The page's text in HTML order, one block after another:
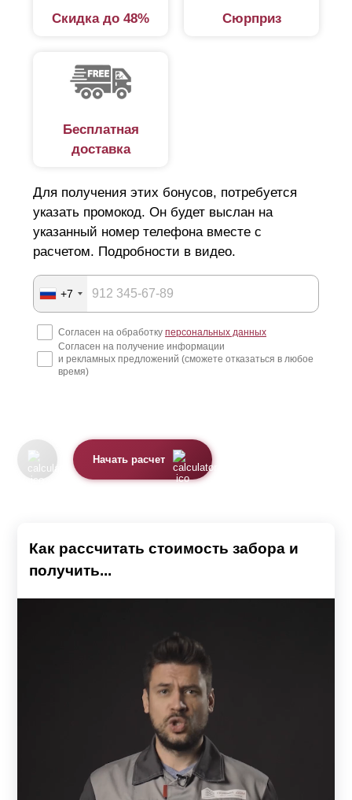
Скидка до 48% Сюрприз
Бесплатная
доставка
Для получения этих бонусов, потребуется
указать промокод. Он будет выслан на
указанный номер телефона вместе с
расчетом. Подробности в видео.
+7
Согласен на обработку персональных данных
Согласен на получение информации
и рекламных предложений (сможете отказаться в любое
время)
Начать расчет
Как рассчитать стоимость забора и
получить...